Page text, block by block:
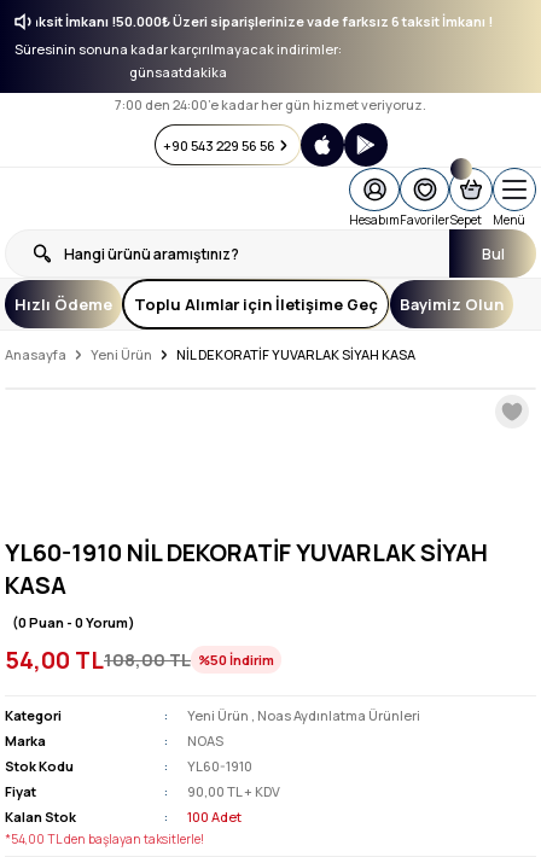
6 taksit İmkanı !50.000₺ Üzeri siparişlerinize vade farksız 6 taksit İmkanı !
Süresinin sonuna kadar karçırılmayacak indirimler:
günsaatdakika
7:00 den 24:00’e kadar her gün hizmet veriyoruz.
+90 543 229 56 56
Bul
HesabımFavorilerSepet Menü
Hızlı Ödeme Toplu Alımlar için İletişime Geç Bayimiz Olun
Anasayfa Yeni Ürün NİL DEKORATİF YUVARLAK SİYAH KASA
YL60-1910 NİL DEKORATİF YUVARLAK SİYAH
KASA
(0 Puan - 0 Yorum)
54,00 TL108,00 TL %50İndirim
Kategori Yeni Ürün , Noas Aydınlatma Ürünleri
Marka
NOAS
Stok Kodu
YL60-1910
Fiyat
90,00 TL + KDV
Kalan Stok
100 Adet
*54,00 TL den başlayan taksitlerle!